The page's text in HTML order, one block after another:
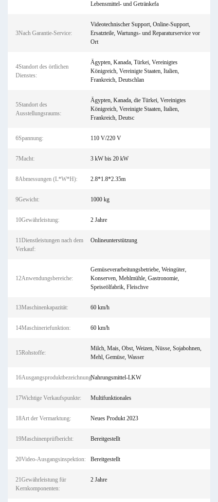
Lebensmittel- und Getränkefa
3Nach Garantie-Service:
Videotechnischer Support, Online-Support,
Ersatzteile, Wartungs- und Reparaturservice vor
Ort
4Standort des örtlichen
Dienstes:
Ägypten, Kanada, Türkei, Vereinigtes
Königreich, Vereinigte Staaten, Italien,
Frankreich, Deutschlan
5Standort des
Ausstellungsraums:
Ägypten, Kanada, die Türkei, Vereinigtes
Königreich, Vereinigte Staaten, Italien,
Frankreich, Deutsc
6Spannung: 110 V/220 V
7Macht: 3 kW bis 20 kW
8Abmessungen (L*W*H): 2.8*1.8*2.35m
9Gewicht: 1000 kg
10Gewährleistung: 2 Jahre
11Dienstleistungen nach dem
Verkauf:
Onlineunterstützung
12Anwendungsbereiche:
Gemüseverarbeitungsbetriebe, Weingüter,
Konserven, Mehlmühle, Gastronomie,
Speiseölfabrik, Fleischve
13Maschinenkapazität: 60 km/h
14Maschineriefunktion: 60 km/h
15Rohstoffe:
Milch, Mais, Obst, Weizen, Nüsse, Sojabohnen,
Mehl, Gemüse, Wasser
16Ausgangsproduktbezeichnung:Nahrungsmittel-LKW
17Wichtige Verkaufspunkte: Multifunktionales
18Art der Vermarktung: Neues Produkt 2023
19Maschinenprüfbericht: Bereitgestellt
20Video-Ausgangsinspektion: Bereitgestellt
21Gewährleistung für
Kernkomponenten:
2 Jahre